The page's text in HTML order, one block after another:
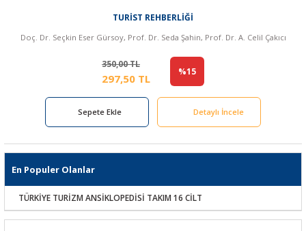
En Populer Olanlar
TÜRKİYE TURİZM ANSİKLOPEDİSİ TAKIM 16 CİLT
TURİST REHBERLİĞİ
Doç. Dr. Seçkin Eser Gürsoy, Prof. Dr. Seda Şahin, Prof. Dr. A. Celil Çakıcı
350,00 TL
297,50 TL
%15
Sepete Ekle Detaylı İncele